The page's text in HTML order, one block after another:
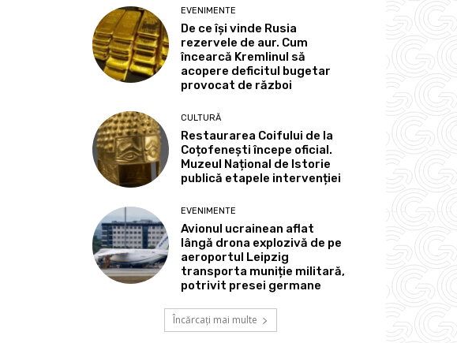
EVENIMENTE
De ce își vinde Rusia
rezervele de aur. Cum
încearcă Kremlinul să
acopere deficitul bugetar
provocat de război
CULTURĂ
Restaurarea Coifului de la
Coțofenești începe oficial.
Muzeul Național de Istorie
publică etapele intervenției
EVENIMENTE
Avionul ucrainean aflat
lângă drona explozivă de pe
aeroportul Leipzig
transporta muniție militară,
potrivit presei germane
Încărcați mai multe